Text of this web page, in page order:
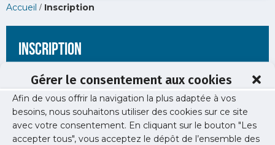
Gérer le consentement aux cookies
Afin de vous offrir la navigation la plus adaptée à vos
besoins, nous souhaitons utiliser des cookies sur ce site
avec votre consentement. En cliquant sur le bouton "Les
accepter tous", vous acceptez le dépôt de l’ensemble des
Accueil / Inscription
Inscription
[wppb-register form_name="inscription"
redirect_url="https://www.urps-med-idf.org/soiree-liberale-
orl/urps-demo-orl-liberaux-idf/"]